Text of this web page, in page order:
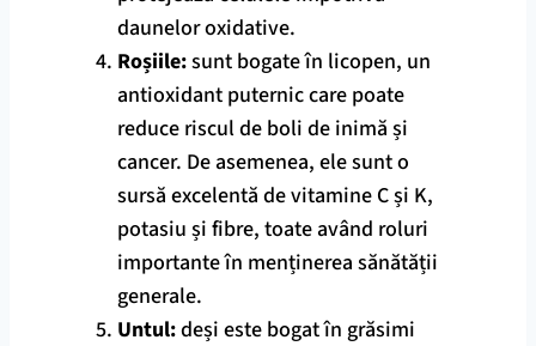
daunelor oxidative.
Roșiile:sunt bogate în licopen, un
antioxidant puternic care poate
reduce riscul de boli de inimă și
cancer. De asemenea, ele sunt o
sursă excelentă de vitamine C și K,
potasiu și fibre, toate având roluri
importante în menținerea sănătății
generale.
Untul:deși este bogat în grăsimi